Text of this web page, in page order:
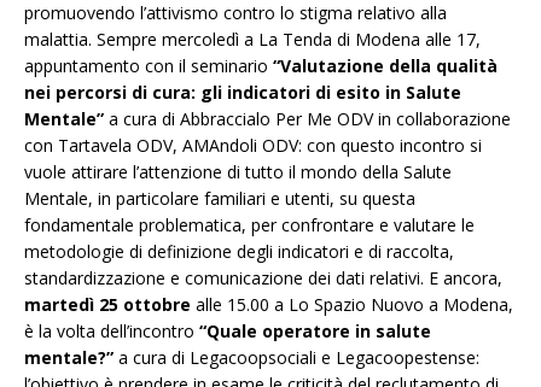
promuovendo l’attivismo contro lo stigma relativo alla
malattia. Sempre mercoledì a La Tenda di Modena alle 17,
appuntamento con il seminario “Valutazione della qualità
nei percorsi di cura: gli indicatori di esito in Salute
Mentale” a cura di Abbraccialo Per Me ODV in collaborazione
con Tartavela ODV, AMAndoli ODV: con questo incontro si
vuole attirare l’attenzione di tutto il mondo della Salute
Mentale, in particolare familiari e utenti, su questa
fondamentale problematica, per confrontare e valutare le
metodologie di definizione degli indicatori e di raccolta,
standardizzazione e comunicazione dei dati relativi. E ancora,
martedì 25 ottobre alle 15.00 a Lo Spazio Nuovo a Modena,
è la volta dell’incontro “Quale operatore in salute
mentale?” a cura di Legacoopsociali e Legacoopestense: